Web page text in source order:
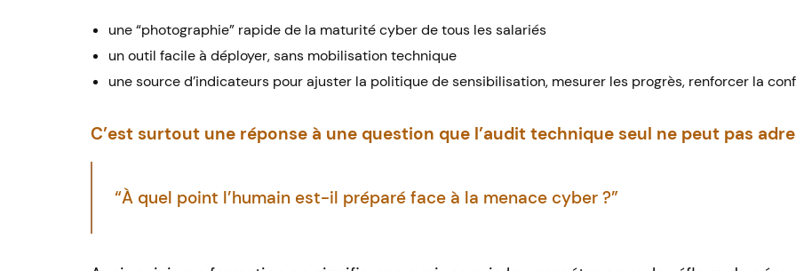
une “photographie” rapide de la maturité cyber de tous les salariés
un outil facile à déployer, sans mobilisation technique
une source d’indicateurs pour ajuster la politique de sensibilisation, mesurer les progrès, renforcer la
C’est surtout une réponse à une question que l’audit technique seul ne peut pas
“À quel point l’humain est-il préparé face à la menace cyber ?”